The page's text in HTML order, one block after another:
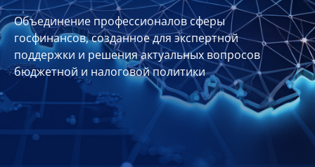
Совет
Союза
Участники
Планы
отчеты
Контакты
Объединение профессионалов сферы
госфинансов, созданное для экспертной
поддержки и решения актуальных вопросов
бюджетной и налоговой политики